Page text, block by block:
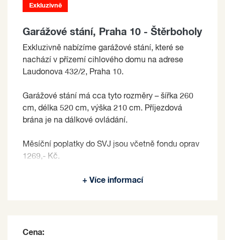
Exkluzivně
Garážové stání, Praha 10 - Štěrboholy
Exkluzivně nabízíme garážové stání, které se
nachází v přízemí cihlového domu na adrese
Laudonova 432/2, Praha 10.
Garážové stání má cca tyto rozměry – šířka 260
cm, délka 520 cm, výška 210 cm. Příjezdová
brána je na dálkové ovládání.
Měsíční poplatky do SVJ jsou včetně fondu oprav
1269,- Kč.
na základě jím zvolených kritérií.
+ Více informací
Cena: